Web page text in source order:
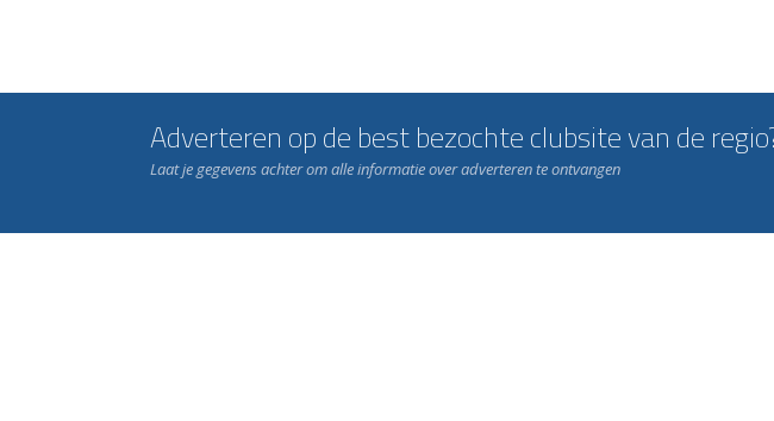
Adverteren op de best bezochte clubsite van de
Laat je gegevens achter om alle informatie over adverteren te ontvangen